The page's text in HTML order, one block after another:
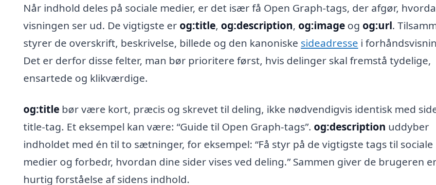
Når indhold deles på sociale medier, er det især få Open Graph-tags, der afgør,
visningen ser ud. De vigtigste er og:title, og:description, og:image og og:url.
styrer de overskrift, beskrivelse, billede og den kanoniske sideadresse i
Det er derfor disse felter, man bør prioritere først, hvis delinger skal fremstå tydelige,
ensartede og klikværdige.
og:title bør være kort, præcis og skrevet til deling, ikke nødvendigvis identisk med
title-tag. Et eksempel kan være: “Guide til Open Graph-tags”. og:description uddyber
indholdet med én til to sætninger, for eksempel: “Få styr på de vigtigste tags til sociale
medier og forbedr, hvordan dine sider vises ved deling.” Sammen giver de brugeren
hurtig forståelse af sidens indhold.